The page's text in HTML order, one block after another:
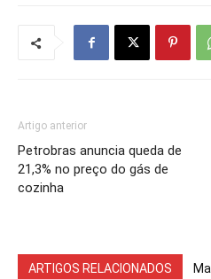
Artigo anterior
Petrobras anuncia queda de
21,3% no preço do gás de
cozinha
ARTIGOS RELACIONADOS